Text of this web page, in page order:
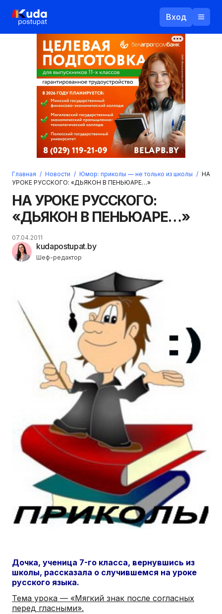
Вход
Логин
Пароль
Войти
Регистрация
Назад
Ваш email
Прислать пароль
Главная / Новости / Юмор: приколы — не только из школы / НА
УРОКЕ РУССКОГО: «ДЬЯКОН В ПЕНЬЮАРЕ…»
НА УРОКЕ РУССКОГО:
«ДЬЯКОН В ПЕНЬЮАРЕ…»
kudapostupat.by
Шеф-редактор
07.04.2011
Дочка, ученица 7-го класса, вернувшись из
школы, рассказала о случившемся на уроке
русского языка.
Тема урока — «Мягкий знак после согласных
перед гласными».